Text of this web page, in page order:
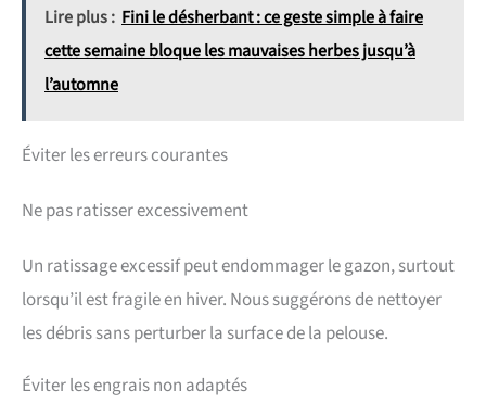
Lire plus : Fini le désherbant : ce geste simple à faire
cette semaine bloque les mauvaises herbes jusqu’à
l’automne
Éviter les erreurs courantes
Ne pas ratisser excessivement
Un ratissage excessif peut endommager le gazon, surtout
lorsqu’il est fragile en hiver. Nous suggérons de nettoyer
les débris sans perturber la surface de la pelouse.
Éviter les engrais non adaptés